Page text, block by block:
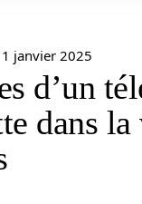
1 janvier 2025
d’un
dans la